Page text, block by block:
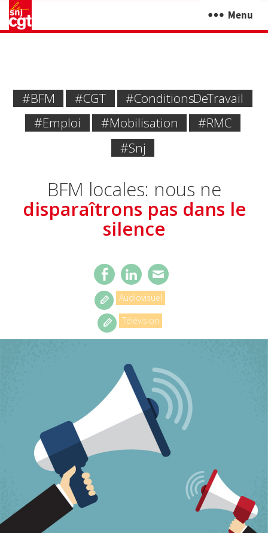
Menu
#BFM #CGT
#Conditions De Travail
#emploi
#mobilisation
#RMC
#snj
BFM locales: nous ne
disparaîtrons pas dans le
silence
Audiovisuel
Télévision